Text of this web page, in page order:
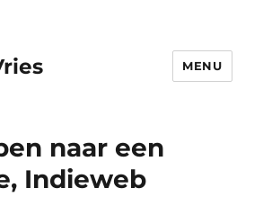
MENU
naar een
Indieweb